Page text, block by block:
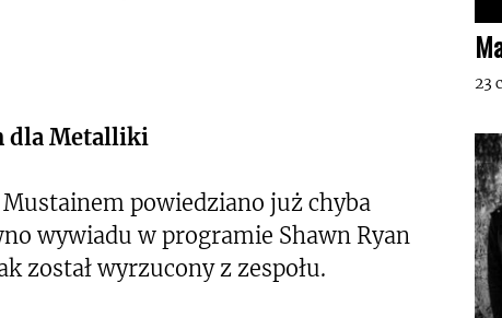
dla Metalliki
powiedziano już chyba
wywiadu w programie Shawn Ryan
został wyrzucony z zespołu.
23